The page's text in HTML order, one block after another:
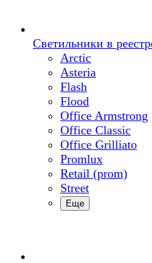
Светильники в
Arctic
Asteria
Flash
Flood
Office Armstrong
Office Classic
Office Grilliato
Promlux
Retail (prom)
Street
Еще